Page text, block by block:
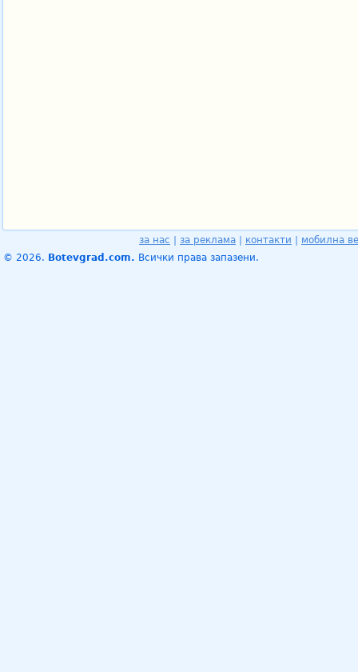
за нас за реклама контакти
мобилна
© 2026. Botevgrad.com. Всички права запазени.